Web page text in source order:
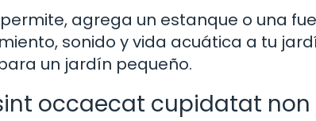
permite, agrega un estanque o una
sonido y vida acuática a tu
un jardín pequeño.
occaecat cupidatat